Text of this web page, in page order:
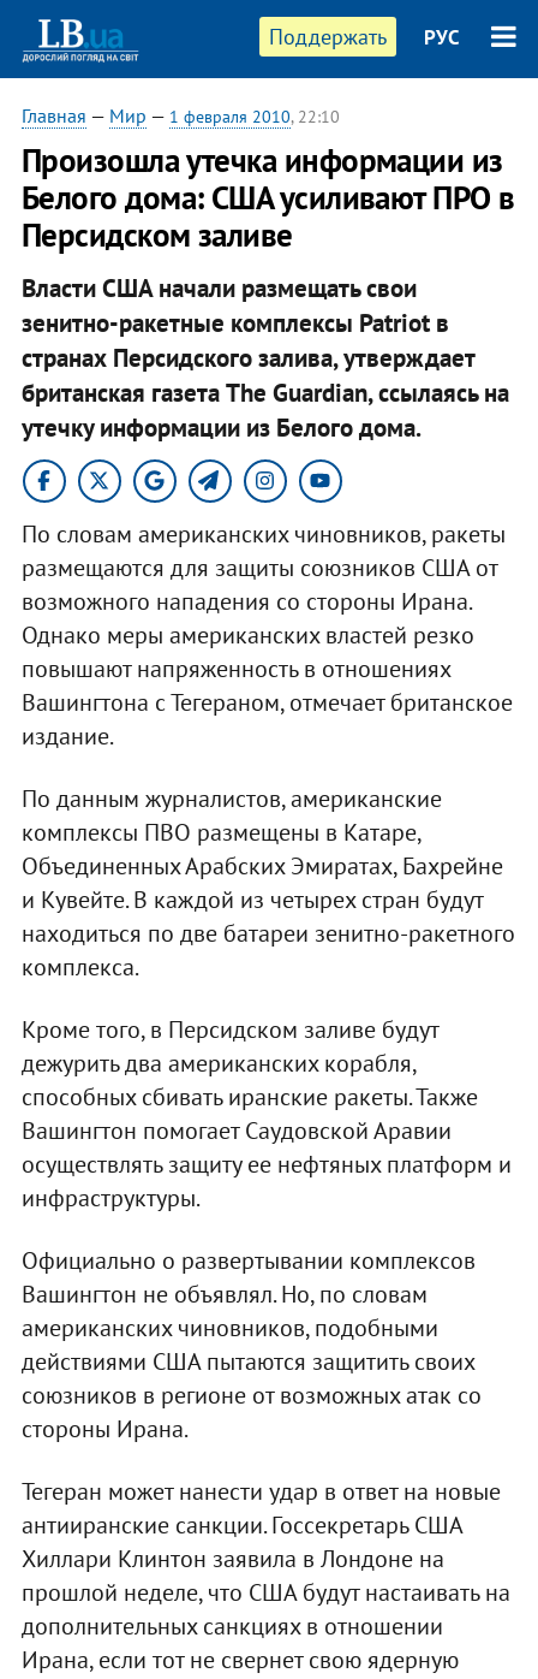
Поддержать РУС
Главная — Мир — 1 февраля 2010, 22:10
Произошла утечка информации из
Белого дома: США усиливают ПРО в
Персидском заливе
Власти США начали размещать свои
зенитно-ракетные комплексы Patriot в
странах Персидского залива, утверждает
британская газета The Guardian, ссылаясь на
утечку информации из Белого дома.
По словам американских чиновников, ракеты
размещаются для защиты союзников США от
возможного нападения со стороны Ирана.
Однако меры американских властей резко
повышают напряженность в отношениях
Вашингтона с Тегераном, отмечает британское
издание.
По данным журналистов, американские
комплексы ПВО размещены в Катаре,
Объединенных Арабских Эмиратах, Бахрейне
и Кувейте. В каждой из четырех стран будут
находиться по две батареи зенитно-ракетного
комплекса.
Кроме того, в Персидском заливе будут
дежурить два американских корабля,
способных сбивать иранские ракеты. Также
Вашингтон помогает Саудовской Аравии
осуществлять защиту ее нефтяных платформ и
инфраструктуры.
Официально о развертывании комплексов
Вашингтон не объявлял. Но, по словам
американских чиновников, подобными
действиями США пытаются защитить своих
союзников в регионе от возможных атак со
стороны Ирана.
Тегеран может нанести удар в ответ на новые
антииранские санкции. Госсекретарь США
Хиллари Клинтон заявила в Лондоне на
прошлой неделе, что США будут настаивать на
дополнительных санкциях в отношении
Ирана, если тот не свернет свою ядерную